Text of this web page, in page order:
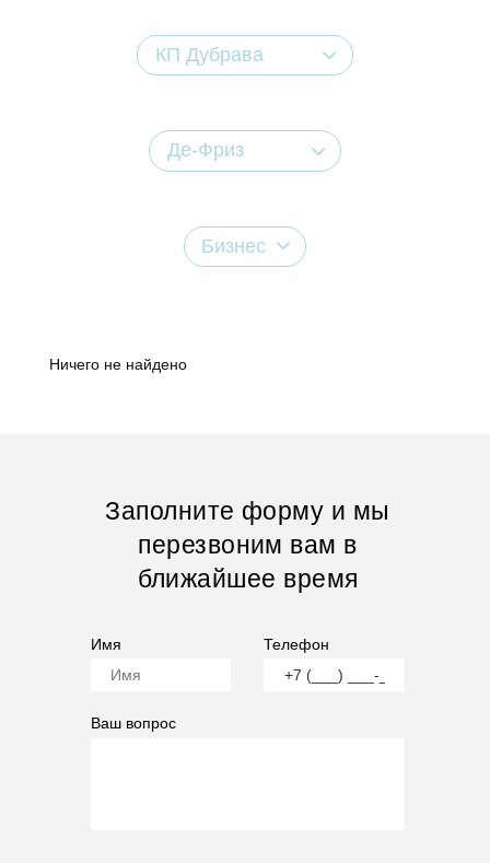
КП Дубрава
Де-Фриз
Бизнес
Ничего не найдено
Заполните форму и мы
перезвоним вам в
ближайшее время
Имя Телефон
Ваш вопрос